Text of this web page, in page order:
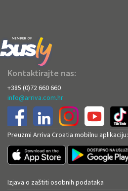
Kontaktirajte nas:
+385 (0)72 660 660
info@arriva.com.hr
Preuzmi Arriva Croatia mobilnu aplikaciju:
Izjava o zaštiti osobnih podataka